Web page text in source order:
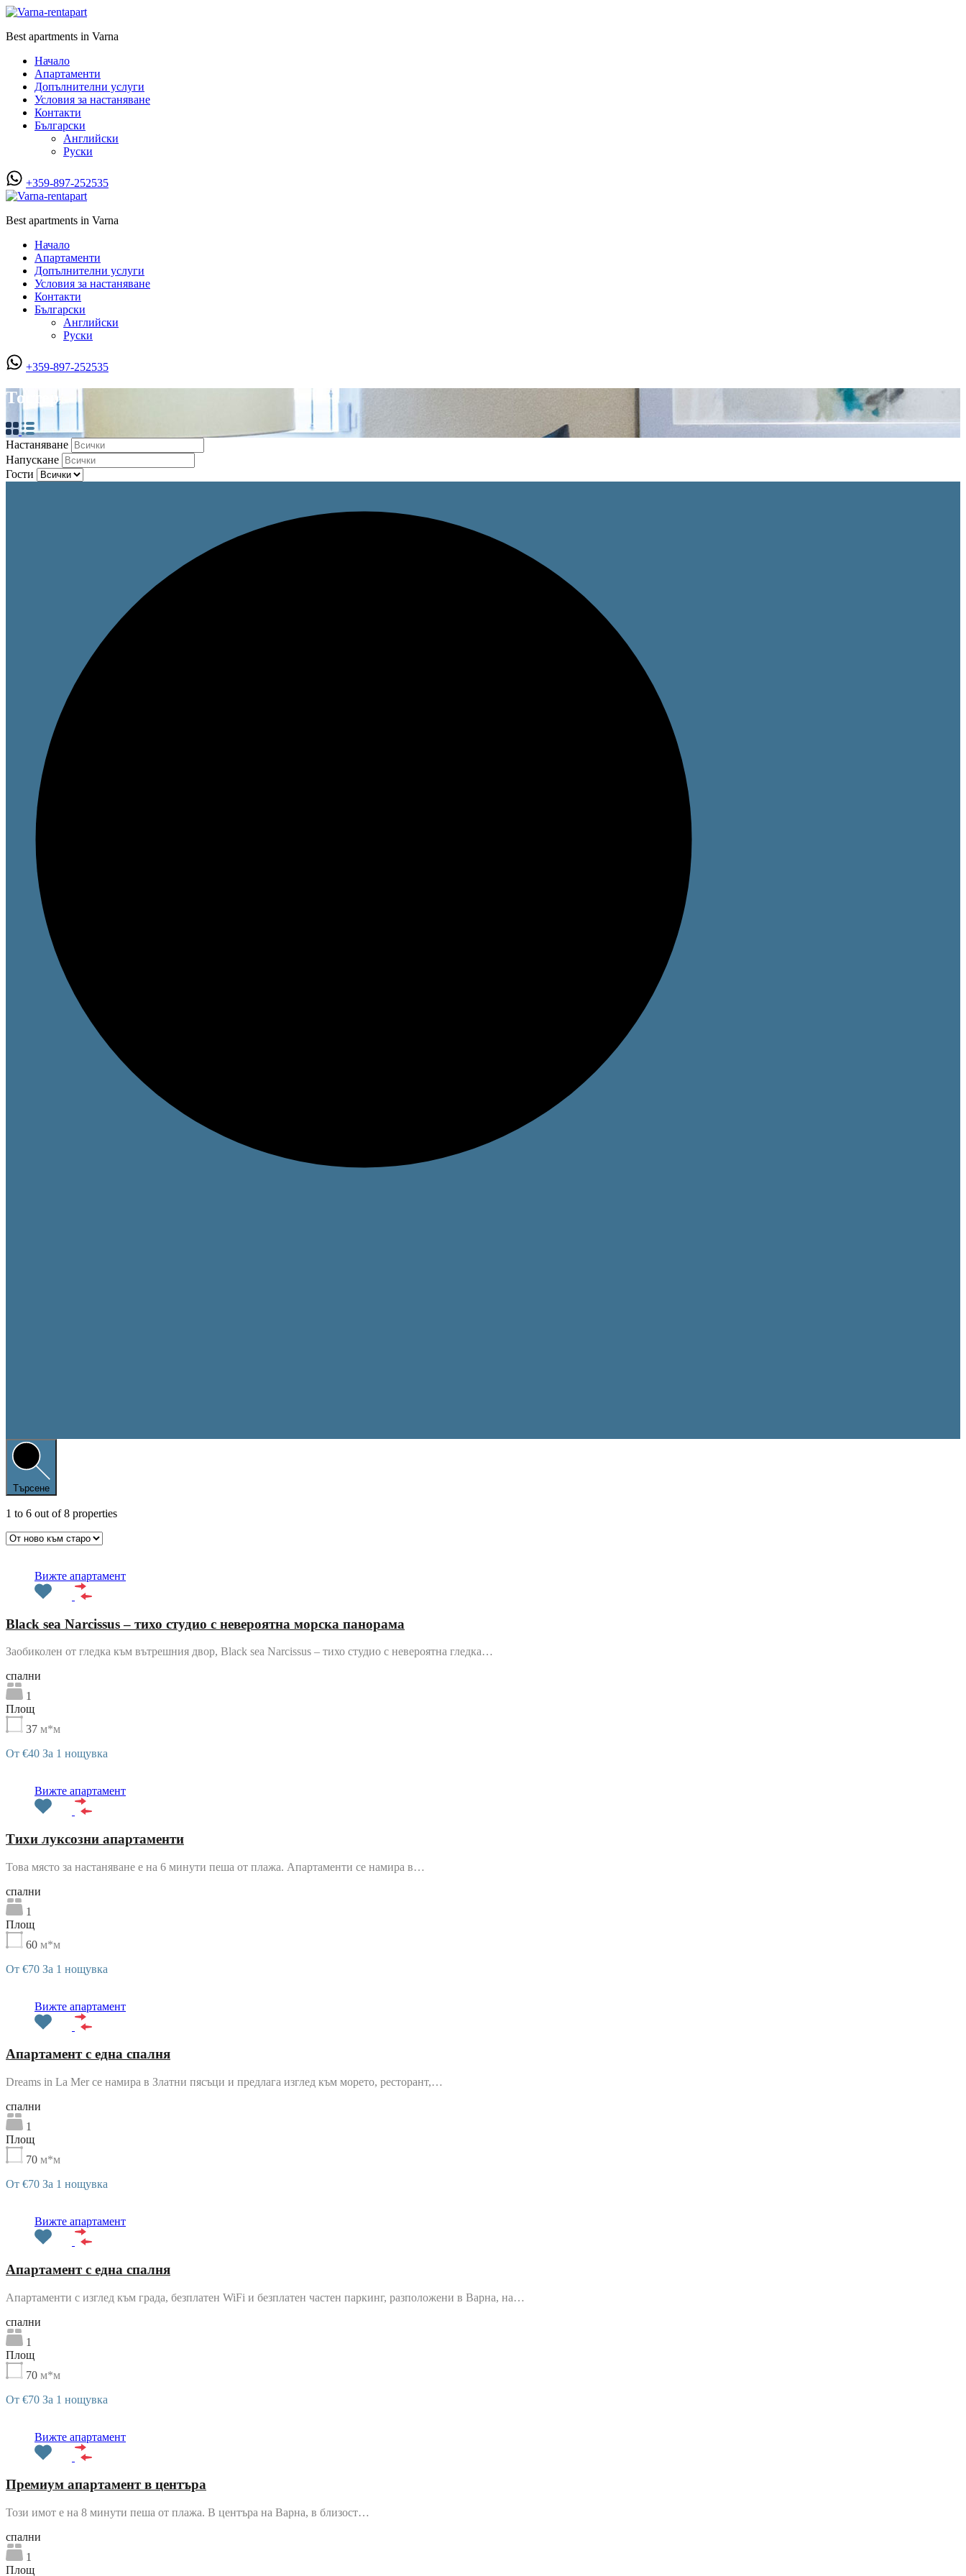
Best apartments in Varna
Начало
Апартаменти
Допълнителни услуги
Условия за настаняване
Контакти
Български
Английски
Руски
+359-897-252535
Best apartments in Varna
Начало
Апартаменти
Допълнителни услуги
Условия за настаняване
Контакти
Български
Английски
Руски
+359-897-252535
Тостер
Настаняване
Напускане
Гости
Търсене
1 to 6 out of8 properties
Вижте апартамент
Black sea Narcissus – тихо студио с невероятна морска панорама
Заобиколен от гледка към вътрешния двор, Black sea Narcissus – тихо студио с невероятна гледка…
cпални
1
Площ
37 м*м
От €40 За 1 нощувка
Вижте апартамент
Тихи луксозни апартаменти
Това място за настаняване е на 6 минути пеша от плажа. Апартаменти се намира в…
cпални
1
Площ
60 м*м
От €70 За 1 нощувка
Вижте апартамент
Апартамент с една спалня
Dreams in La Mer се намира в Златни пясъци и предлага изглед към морето, ресторант,…
cпални
1
Площ
70 м*м
От €70 За 1 нощувка
Вижте апартамент
Апартамент с една спалня
Апартаменти с изглед към града, безплатен WiFi и безплатен частен паркинг, разположени в Варна, на…
cпални
1
Площ
70 м*м
От €70 За 1 нощувка
Вижте апартамент
Премиум апартамент в центъра
Този имот е на 8 минути пеша от плажа. В центъра на Варна, в близост…
cпални
1
Площ